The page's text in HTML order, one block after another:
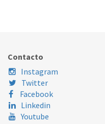
Contacto
Instagram
Twitter
Facebook
Linkedin
Youtube